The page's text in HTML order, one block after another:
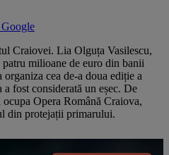
Google
Craiovei. Lia Olguța Vasilescu,
milioane de euro din banii
cea de-a doua ediție a
fost considerată un eșec. De
Opera Română Craiova,
din protejații primarului.